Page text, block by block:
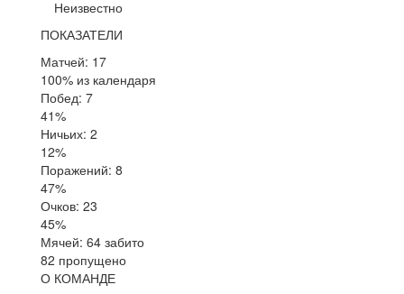
Неизвестно
ПОКАЗАТЕЛИ
Матчей: 17
100% из календаря
Побед: 7
41%
Ничьих: 2
12%
Поражений: 8
47%
Очков: 23
45%
Мячей: 64 забито
82 пропущено
О КОМАНДЕ